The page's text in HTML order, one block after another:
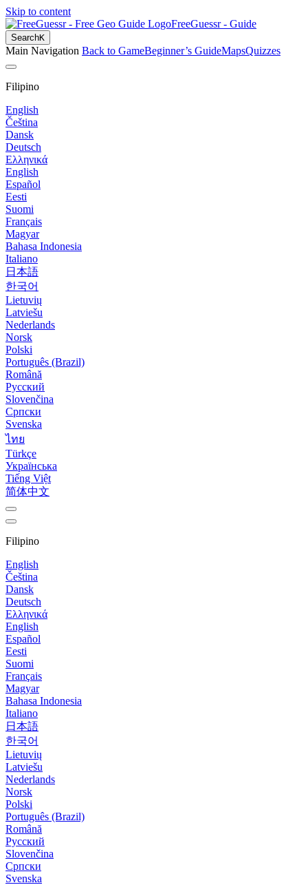
Skip to content
FreeGuessr - Guide
SearchK
Main Navigation Back to GameBeginner’s GuideMapsQuizzes
Filipino
English
Čeština
Dansk
Deutsch
Ελληνικά
English
Español
Eesti
Suomi
Français
Magyar
Bahasa Indonesia
Italiano
日本語
한국어
Lietuvių
Latviešu
Nederlands
Norsk
Polski
Português (Brazil)
Română
Русский
Slovenčina
Српски
Svenska
ไทย
Türkçe
Українська
Tiếng Việt
简体中文
Filipino
English
Čeština
Dansk
Deutsch
Ελληνικά
English
Español
Eesti
Suomi
Français
Magyar
Bahasa Indonesia
Italiano
日本語
한국어
Lietuvių
Latviešu
Nederlands
Norsk
Polski
Português (Brazil)
Română
Русский
Slovenčina
Српски
Svenska